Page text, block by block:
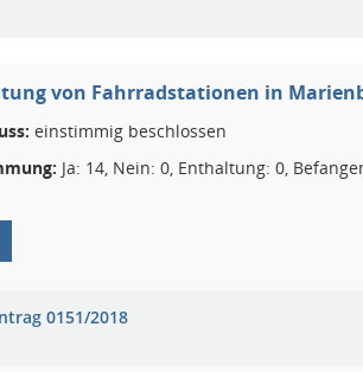
von Fahrradstationen in
einstimmig beschlossen
Ja: 14, Nein: 0, Enthaltung: 0,
0151/2018